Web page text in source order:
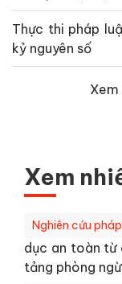
Thực thi pháp
kỷ nguyên số
Xem
Nghiên cứu
dục an toàn từ
tảng phòng